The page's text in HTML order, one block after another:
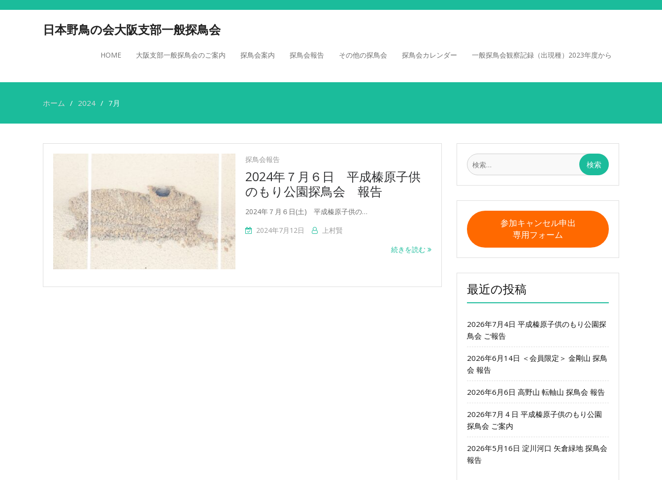
日本野鳥の会大阪支部一般探鳥会
HOME 大阪支部一般探鳥会のご案内 探鳥会案内 探鳥会報告 その他の探鳥会 探鳥会カレンダー 一般探鳥会観察記録（出現種）2023年度から
ホーム 2024 7月
探鳥会報告
2024年７月６日 平成榛原子供
のもり公園探鳥会 報告
2024年７月６日(土) 平成榛原子供の…
2024年7月12日
上村賢
続きを読む
検
参加キャンセル申出
専用フォーム
最近の投稿
2026年7月4日 平成榛原子供のもり公園探
鳥会 ご報告
2026年6月14日 ＜会員限定＞ 金剛山 探鳥
会 報告
2026年6月6日 高野山 転軸山 探鳥会 報告
2026年7月４日 平成榛原子供のもり公園
探鳥会 ご案内
2026年5月16日 淀川河口 矢倉緑地 探鳥会
報告